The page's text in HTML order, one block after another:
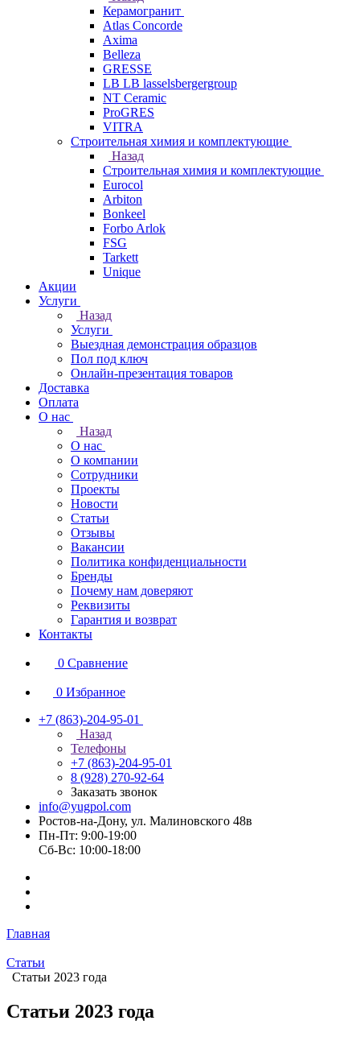
Керамогранит
Atlas Concorde
Axima
Belleza
GRESSE
LB LB lasselsbergergroup
NT Ceramic
ProGRES
VITRA
Строительная химия и комплектующие
Назад
Строительная химия и комплектующие
Eurocol
Arbiton
Bonkeel
Forbo Arlok
FSG
Tarkett
Unique
Акции
Услуги
Назад
Услуги
Выездная демонстрация образцов
Пол под ключ
Онлайн-презентация товаров
Доставка
Оплата
О нас
Назад
О нас
О компании
Сотрудники
Проекты
Новости
Статьи
Отзывы
Вакансии
Политика конфиденциальности
Бренды
Почему нам доверяют
Реквизиты
Гарантия и возврат
Контакты
0 Сравнение
0 Избранное
+7 (863)-204-95-01
Назад
Телефоны
+7 (863)-204-95-01
8 (928) 270-92-64
Заказать звонок
info@yugpol.com
Ростов-на-Дону, ул. Малиновского 48в
Пн-Пт: 9:00-19:00
Cб-Вс: 10:00-18:00
Главная
Статьи
Статьи 2023 года
Статьи 2023 года